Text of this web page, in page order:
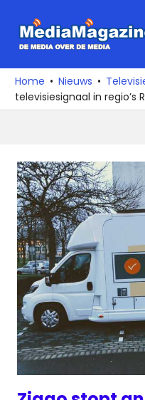
naar
media
over
de
Home Nieuws
televisiesignaal in regio’s